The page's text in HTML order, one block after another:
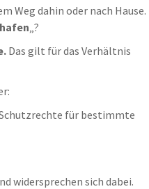
Weg dahin oder nach Hause.
„?
Das gilt für das Verhältnis
für bestimmte
widersprechen sich dabei.